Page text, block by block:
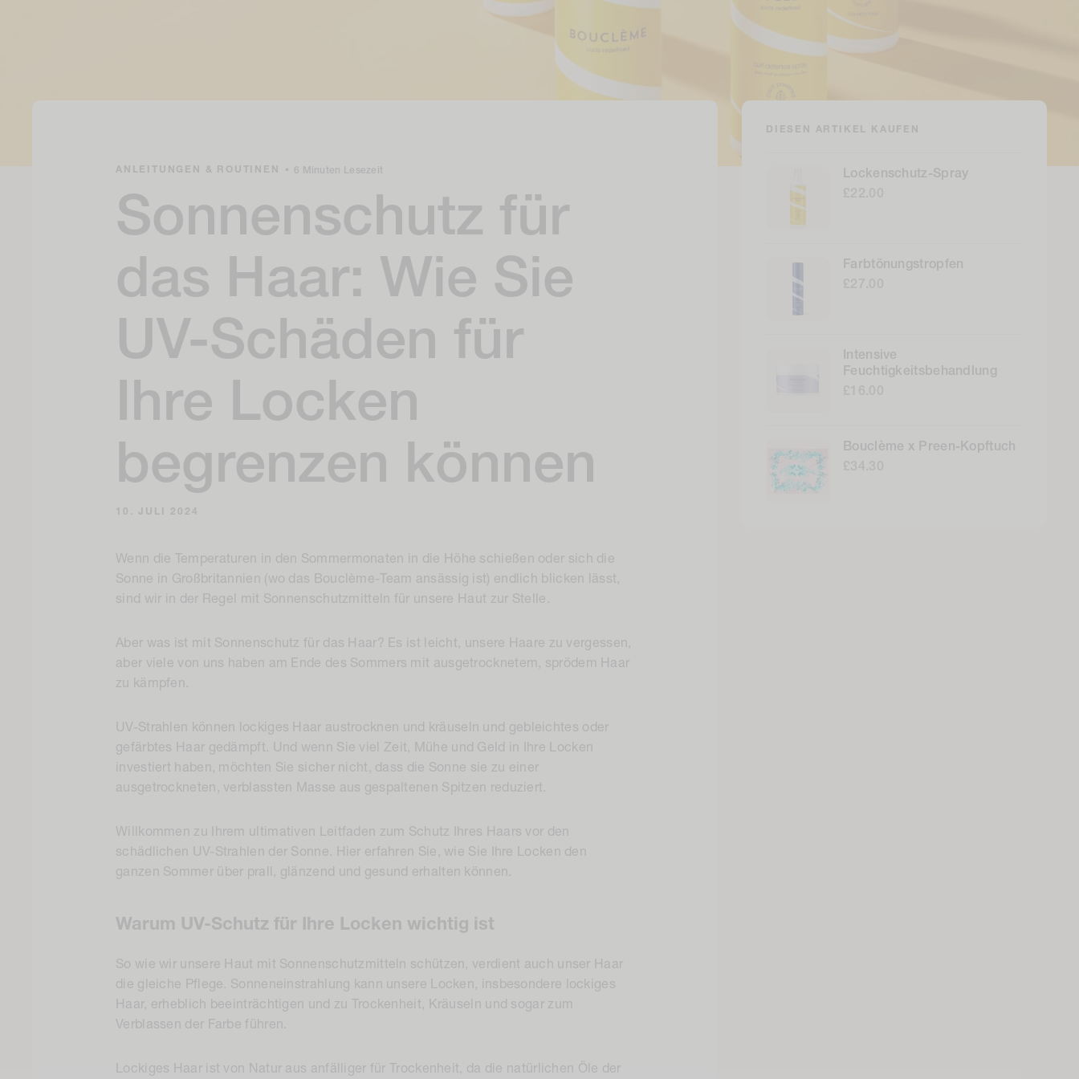
ANLEITUNGEN & ROUTINEN • 6 Minuten Lesezeit
Sonnenschutz für
das Haar: Wie Sie
UV-Schäden für
Ihre Locken
begrenzen können
10. JULI 2024
Wenn die Temperaturen in den Sommermonaten in die Höhe schießen oder sich die
Sonne in Großbritannien (wo das Bouclème-Team ansässig ist) endlich blicken lässt,
sind wir in der Regel mit Sonnenschutzmitteln für unsere Haut zur Stelle.
Aber was ist mit Sonnenschutz für das Haar? Es ist leicht, unsere Haare zu vergessen,
aber viele von uns haben am Ende des Sommers mit ausgetrocknetem, sprödem Haar
zu kämpfen.
UV-Strahlen können lockiges Haar austrocknen und kräuseln und gebleichtes oder
gefärbtes Haar gedämpft. Und wenn Sie viel Zeit, Mühe und Geld in Ihre Locken
investiert haben, möchten Sie sicher nicht, dass die Sonne sie zu einer
ausgetrockneten, verblassten Masse aus gespaltenen Spitzen reduziert.
Willkommen zu Ihrem ultimativen Leitfaden zum Schutz Ihres Haars vor den
schädlichen UV-Strahlen der Sonne. Hier erfahren Sie, wie Sie Ihre Locken den
ganzen Sommer über prall, glänzend und gesund erhalten können.
Warum UV-Schutz für Ihre Locken wichtig ist
So wie wir unsere Haut mit Sonnenschutzmitteln schützen, verdient auch unser Haar
die gleiche Pflege. Sonneneinstrahlung kann unsere Locken, insbesondere lockiges
Haar, erheblich beeinträchtigen und zu Trockenheit, Kräuseln und sogar zum
Verblassen der Farbe führen.
Lockiges Haar ist von Natur aus anfälliger für Trockenheit, da die natürlichen Öle der
DIESEN ARTIKEL KAUFEN
Lockenschutz-Spray
Farbtönungstropfen
Intensive
Feuchtigkeitsbehandlung
Bouclème x Preen-Kopftuch